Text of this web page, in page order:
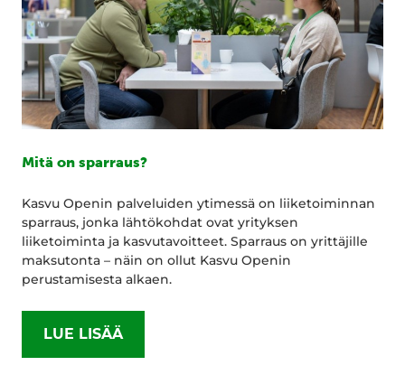
Mitä on sparraus?
Kasvu Openin palveluiden ytimessä on liiketoiminnan
sparraus, jonka lähtökohdat ovat yrityksen
liiketoiminta ja kasvutavoitteet. Sparraus on yrittäjille
maksutonta – näin on ollut Kasvu Openin
perustamisesta alkaen.
LUE LISÄÄ